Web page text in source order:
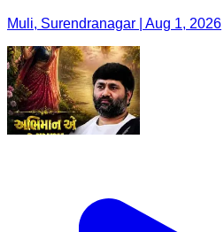
Muli, Surendranagar | Aug 1, 2026